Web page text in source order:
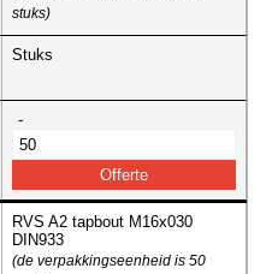
stuks)
Stuks
-
RVS A2 tapbout M16x030
DIN933
(de verpakkingseenheid is 50